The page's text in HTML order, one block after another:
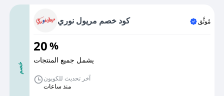
خصم
كود خصم مريول نوري مُوثَّق
20%
يشمل جميع المنتجات
آخر تحديث للكوبون
منذ ساعات